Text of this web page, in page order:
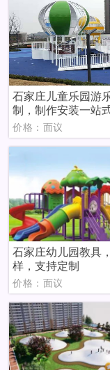
石家庄儿童乐园游
制，制作安装一站
价格：面议
石家庄幼儿园教具
样，支持定制
价格：面议